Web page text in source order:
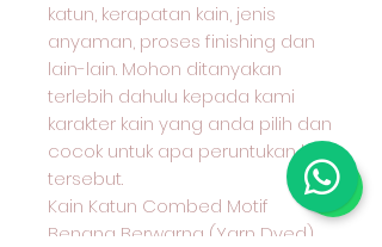
katun, kerapatan kain, jenis
anyaman, proses finishing dan
lain-lain. Mohon ditanyakan
terlebih dahulu kepada kami
karakter kain yang anda pilih dan
cocok untuk apa peruntukan kain
tersebut.
Kain Katun Combed Motif
Benang Berwarna (Yarn Dyed)